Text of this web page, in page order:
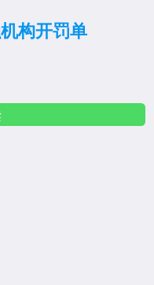
构开罚单